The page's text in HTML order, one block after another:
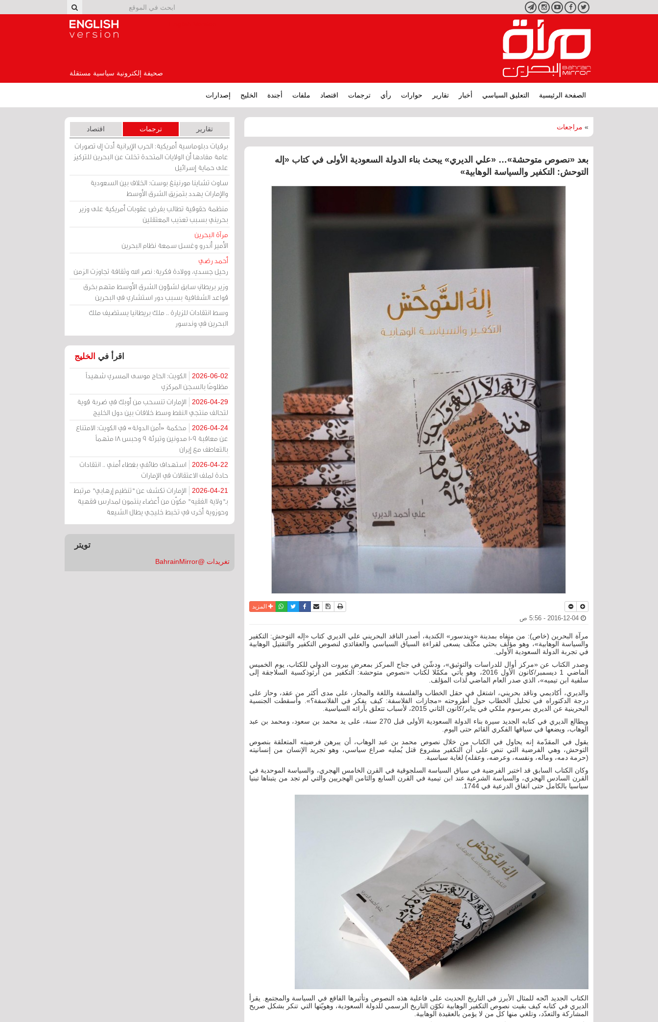
تويتر فيسبوكيوتيوبانستجرامتليجرام
صحيفة إلكترونية سياسية مستقلة
الصفحة الرئيسية التعليق السياسي أخبار تقارير حوارات رأي ترجمات اقتصاد ملفات أجندة الخليج إصدارات
» مراجعات
بعد «نصوص متوحشة»… «علي الديري» يبحث بناء الدولة السعودية الأولى في كتاب «إله
التوحش: التكفير والسياسة الوهابية»
نسخة للطباعة
حفظ الموضوع
أرسل الى صديق
فيسبوكتويترواتسابالمزيد
مرآة البحرين (خاص): من منفاه بمدينة «ويندسور» الكندية، أصدر الناقد البحريني علي الديري كتاب «إله التوحش: التكفير
والسياسة الوهابية»، وهو مؤلّف بحثي مكثّف يسعى لقراءة السياق السياسي والعقائدي لنصوص التكفير والتقتيل الوهابية
في تجربة الدولة السعودية الأولى.
وصدر الكتاب عن «مركز أوال للدراسات والتوثيق»، ودشّن في جناح المركز بمعرض بيروت الدولي للكتاب، يوم الخميس
الماضي 1 ديسمبر/كانون الأول 2016، وهو يأتي مكمّلا لكتاب «نصوص متوحشة: التكفير من أرثوذكسية السلاجقة إلى
سلفية ابن تيميه»، الذي صدر العام الماضي لذات المؤلف.
والديري، أكاديمي وناقد بحريني، اشتغل في حقل الخطاب والفلسفة واللغة والمجاز، على مدى أكثر من عقد، وحاز على
درجة الدكتوراه في تحليل الخطاب حول أطروحته «مجازات الفلاسفة: كيف يفكر في الفلاسفة؟». وأسقطت الجنسية
البحرينية عن الديري بمرسوم ملكي في يناير/كانون الثاني 2015، لأسباب تتعلق بآرائه السياسية.
ويطالع الديري في كتابه الجديد سيرة بناء الدولة السعودية الأولى قبل 270 سنة، على يد محمد بن سعود، ومحمد بن عبد
الوهاب، ويضعها في سياقها الفكري القائم حتى اليوم.
يقول في المقدّمة إنه يحاول في الكتاب من خلال نصوص محمد بن عبد الوهاب، أن يبرهن فرضيته المتعلقة بنصوص
التوحش، وهي الفرضية التي تنص على أن التكفير مشروع قتل يُمليه صراع سياسي، وهو تجريد الإنسان من إنسانيته
(حرمة دمه، وماله، ونفسه، وعرضه، وعقله) لغاية سياسية.
وكان الكتاب السابق قد اختبر الفرضية في سياق السياسة السلجوقية في القرن الخامس الهجري، والسياسة الموحدية في
القرن السادس الهجري، والسياسة الشرعية عند ابن تيمية في القرن السابع والثامن الهجريين والتي لم تجد من يتبناها تبنيا
سياسيا بالكامل حتى اتفاق الدرعية في 1744.
الكتاب الجديد اتّجه للمثال الأبرز في التاريخ الحديث على فاعلية هذه النصوص وتأثيرها الفاقع في السياسة والمجتمع. يقرأ
الديري في كتابه كيف بقيت نصوص التكفير الوهابية تكوّن التاريخ الرسمي للدولة السعودية، وهويّتها التي تنكر بشكل صريح
المشاركة والتعدّد، وتلغي منها كل من لا يؤمن بالعقيدة الوهابية.
تقارير ترجمات اقتصاد
برقيات دبلوماسية أمريكية: الحرب الإيرانية أدت إلى تصورات
عامة مفادها أن الولايات المتحدة تخلت عن البحرين للتركيز
على حماية إسرائيل
ساوث تشاينا مورنينغ بوست: الخلاف بين السعودية
والإمارات يهدد بتمزيق الشرق الأوسط
منظمة حقوقية تطالب بفرض عقوبات أمريكية على وزير
بحريني بسبب تعذيب المعتقلين
مرآة البحرين
الأمير أندرو وغسل سمعة نظام البحرين
أحمد رضي
رحيل جسدي، وولادة فكرية: نصر الله وثقافة تجاوزت الزمن
وزير بريطاني سابق لشؤون الشرق الأوسط متهم بخرق
قواعد الشفافية بسبب دور استشاري في البحرين
وسط انتقادات للزيارة .. ملك بريطانيا يستضيف ملك
البحرين في وندسور
اقرأ في الخليج
2026-06-02
الكويت: الحاج موسى المسري شهيداً
مظلومًا بالسجن المركزي
2026-04-29
الإمارات تنسحب من أوبك في ضربة قوية
لتحالف منتجي النفط وسط خلافات بين دول الخليج
2026-04-24
محكمة «أمن الدولة» في الكويت: الامتناع
عن معاقبة 109 مدونين وتبرئة 9 وحبس 18 متهماً
بالتعاطف مع إيران
2026-04-22
استهداف طائفي بغطاء أمني .. انتقادات
حادة لملف الاعتقالات في الإمارات
2026-04-21
الإمارات تكشف عن "تنظيم إرهابي" مرتبط
بـ"ولاية الفقيه" مكوّن من أعضاء ينتمون لمدارس فقهية
وحوزوية أخرى في تخبط خليجي يطال الشيعة
تويتر
تغريدات @BahrainMirror